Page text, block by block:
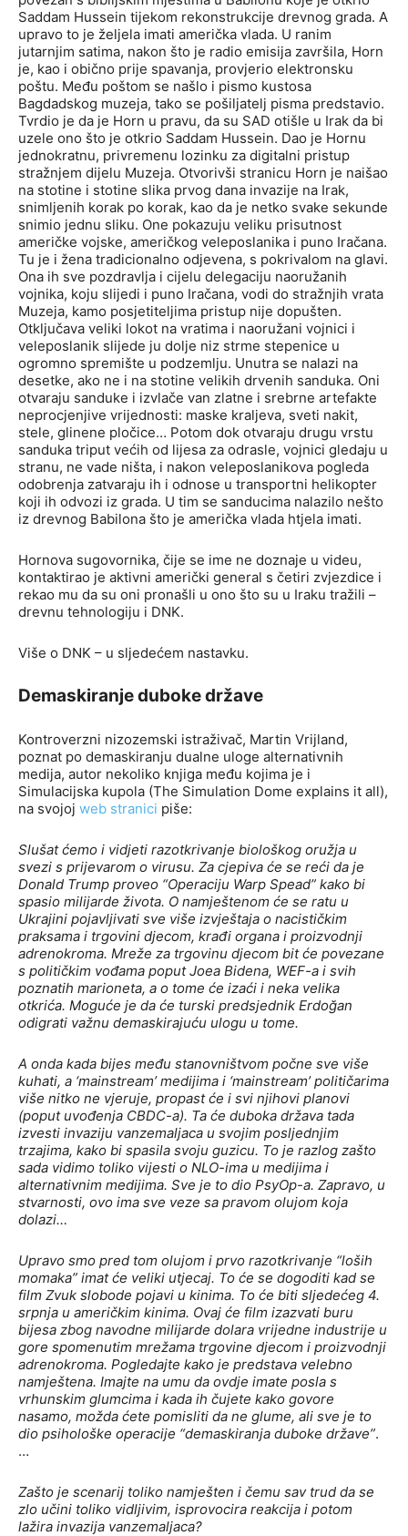
Saddam Hussein tijekom rekonstrukcije drevnog grada. A
upravo to je željela imati američka vlada. U ranim
jutarnjim satima, nakon što je radio emisija završila, Horn
je, kao i obično prije spavanja, provjerio elektronsku
poštu. Među poštom se našlo i pismo kustosa
Bagdadskog muzeja, tako se pošiljatelj pisma predstavio.
Tvrdio je da je Horn u pravu, da su SAD otišle u Irak da bi
uzele ono što je otkrio Saddam Hussein. Dao je Hornu
jednokratnu, privremenu lozinku za digitalni pristup
stražnjem dijelu Muzeja. Otvorivši stranicu Horn je naišao
na stotine i stotine slika prvog dana invazije na Irak,
snimljenih korak po korak, kao da je netko svake sekunde
snimio jednu sliku. One pokazuju veliku prisutnost
američke vojske, američkog veleposlanika i puno Iračana.
Tu je i žena tradicionalno odjevena, s pokrivalom na glavi.
Ona ih sve pozdravlja i cijelu delegaciju naoružanih
vojnika, koju slijedi i puno Iračana, vodi do stražnjih vrata
Muzeja, kamo posjetiteljima pristup nije dopušten.
Otključava veliki lokot na vratima i naoružani vojnici i
veleposlanik slijede ju dolje niz strme stepenice u
ogromno spremište u podzemlju. Unutra se nalazi na
desetke, ako ne i na stotine velikih drvenih sanduka. Oni
otvaraju sanduke i izvlače van zlatne i srebrne artefakte
neprocjenjive vrijednosti: maske kraljeva, sveti nakit,
stele, glinene pločice… Potom dok otvaraju drugu vrstu
sanduka triput većih od lijesa za odrasle, vojnici gledaju u
stranu, ne vade ništa, i nakon veleposlanikova pogleda
odobrenja zatvaraju ih i odnose u transportni helikopter
koji ih odvozi iz grada. U tim se sanducima nalazilo nešto
iz drevnog Babilona što je američka vlada htjela imati.
Hornova sugovornika, čije se ime ne doznaje u videu,
kontaktirao je aktivni američki general s četiri zvjezdice i
rekao mu da su oni pronašli u ono što su u Iraku tražili –
drevnu tehnologiju i DNK.
Više o DNK – u sljedećem nastavku.
Demaskiranje duboke države
Kontroverzni nizozemski istraživač, Martin Vrijland,
poznat po demaskiranju dualne uloge alternativnih
medija, autor nekoliko knjiga među kojima je i
Simulacijska kupola (The Simulation Dome explains it all),
na svojoj web stranici piše:
Slušat ćemo i vidjeti razotkrivanje biološkog oružja u
svezi s prijevarom o virusu. Za cjepiva će se reći da je
Donald Trump proveo “Operaciju Warp Spead” kako bi
spasio milijarde života. O namještenom će se ratu u
Ukrajini pojavljivati sve više izvještaja o nacističkim
praksama i trgovini djecom, krađi organa i proizvodnji
adrenokroma. Mreže za trgovinu djecom bit će povezane
s političkim vođama poput Joea Bidena, WEF-a i svih
poznatih marioneta, a o tome će izaći i neka velika
otkrića. Moguće je da će turski predsjednik Erdoğan
odigrati važnu demaskirajuću ulogu u tome.
A onda kada bijes među stanovništvom počne sve više
kuhati, a ‘mainstream’ medijima i ‘mainstream’ političarima
više nitko ne vjeruje, propast će i svi njihovi planovi
(poput uvođenja CBDC-a). Ta će duboka država tada
izvesti invaziju vanzemaljaca u svojim posljednjim
trzajima, kako bi spasila svoju guzicu. To je razlog zašto
sada vidimo toliko vijesti o NLO-ima u medijima i
alternativnim medijima. Sve je to dio PsyOp-a. Zapravo, u
stvarnosti, ovo ima sve veze sa pravom olujom koja
dolazi…
Upravo smo pred tom olujom i prvo razotkrivanje “loših
momaka” imat će veliki utjecaj. To će se dogoditi kad se
film Zvuk slobode pojavi u kinima. To će biti sljedećeg 4.
srpnja u američkim kinima. Ovaj će film izazvati buru
bijesa zbog navodne milijarde dolara vrijedne industrije u
gore spomenutim mrežama trgovine djecom i proizvodnji
adrenokroma. Pogledajte kako je predstava velebno
namještena. Imajte na umu da ovdje imate posla s
vrhunskim glumcima i kada ih čujete kako govore
nasamo, možda ćete pomisliti da ne glume, ali sve je to
dio psihološke operacije “demaskiranja duboke države”.
…
Zašto je scenarij toliko namješten i čemu sav trud da se
zlo učini toliko vidljivim, isprovocira reakcija i potom
lažira invazija vanzemaljaca?